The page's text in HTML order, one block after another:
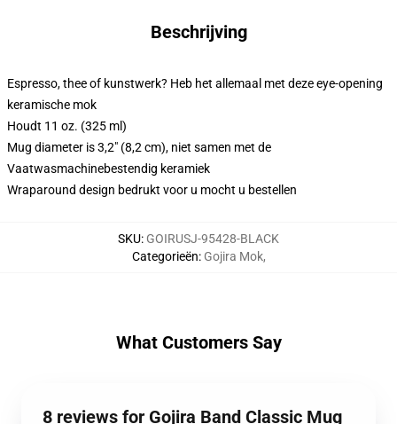
Beschrijving
Espresso, thee of kunstwerk? Heb het allemaal met deze eye-opening
keramische mok
Houdt 11 oz. (325 ml)
Mug diameter is 3,2" (8,2 cm), niet samen met de
Vaatwasmachinebestendig keramiek
Wraparound design bedrukt voor u mocht u bestellen
SKU: GOIRUSJ-95428-BLACK
Categorieën: Gojira Mok,
What Customers Say
8 reviews for Gojira Band Classic Mug